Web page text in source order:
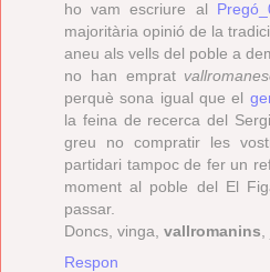
ho vam escriure al
majoritària opinió de la
aneu als vells del poble a
no han emprat
perquè sona igual que el
la feina de recerca del
greu no compratir les
partidari tampoc de fer un
moment al poble del El
passar.
Doncs, vinga, vallromanins
Respon